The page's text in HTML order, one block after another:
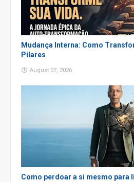
Mudança Interna: Como
Pilares
August 07, 2026
Como perdoar a si mesmo para